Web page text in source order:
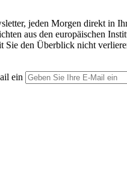
jeden Morgen direkt in
aus den europäischen
Sie den Überblick nicht
ein